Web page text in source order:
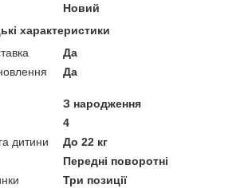
Новий
характеристики
Да
Да
З народження
4
дитини
До 22 кг
Передні поворотні
Три позиції